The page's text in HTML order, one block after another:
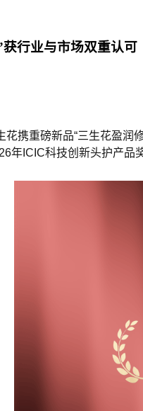
行业与市场双重认可
携重磅新品“三生花盈
年ICIC科技创新头护产